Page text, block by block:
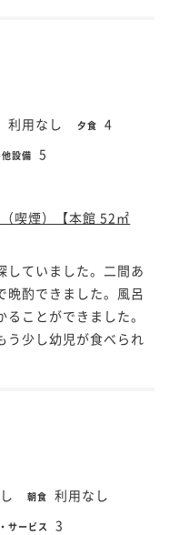
利用なし 夕食 4
設備 5
喫煙）【本館 52㎡
していました。二間あ
晩酌できました。風呂
ことができました。
う少し幼児が食べられ
朝食 利用なし
サービス 3